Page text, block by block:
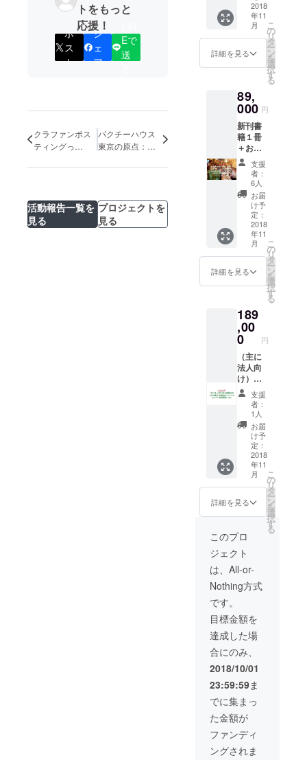
トをもっと
応援！
ポ
ス
ト
シ
ェ
ア
Eで
送
クラファンポス
ティングっ
パクチーハウス
東京の原点：め
ホール
活動報告一覧を
見る
プロジェクトを
見る
含む ・
起業相
談をす
るため
の基礎
ナー。
年４回
予定。
そのう
ち１回
無料で
の参加
資格が
得られ
る。 ・
対面相
談と講
演は、
交通費
別途。
ンコ
ミュニ
ティ参
加資格
（１年
間） ・
送料費
200円を
含む ・
起業相
談をす
るため
の基礎
知識が
得られ
るセミ
ナー。
年４回
開催を
予定。
そのう
ち１回
無料で
る。 ・
対面相
談と講
演は、
交通費
別途
2018
年11
月
詳細を見る
こ
の
リ
タ
ー
ン
を
選
択
す
る
89,
000 円
新刊書
籍１冊
＋お名
前掲載
＋パク
チーハ
ウス自
宅開催
権(参加
人数15
人まで)
＋起業
塾オン
ライン
コミュ
格（１
年間）
・書籍
の梱
包・送
料費200
円を含
む ・ 自
宅開催
権の日
程は応
相談、
交通費
別途
支援
者：
6人
お届
け予
定：
2018
年11
月
詳細を見る
こ
の
リ
タ
ー
ン
を
選
択
す
る
189
,00
0 円
（主に
法人向
け）新
刊書籍
89冊＋
89分講
演＋起
業塾オ
ンライ
ンコ
ミュニ
ティ参
加資格
（１年
間） ・
梱包・
送料費
200円を
含む ・
起業相
談をす
知識が
得られ
るセミ
ナー。
年４回
開催を
予定。
そのう
ち１回
無料で
の参加
資格が
得られ
支援
者：
1人
お届
け予
定：
2018
年11
月
詳細を見る
こ
の
リ
タ
ー
ン
を
選
択
す
る
このプロ
ジェクト
は、All-or-
Nothing方式
です。
目標金額を
達成した場
合にのみ、
2018/10/01
23:59:59ま
でに集まっ
た金額が
ファンディ
ングされま